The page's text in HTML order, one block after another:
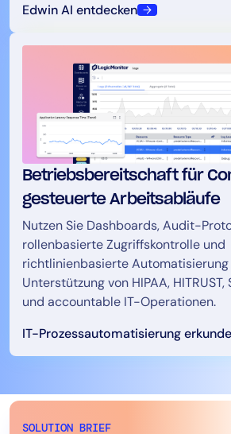
Edwin AI entdecken
Betriebsbereitschaft für
gesteuerte Arbeitsabläufe
Nutzen Sie Dashboards, Audit-
rollenbasierte Zugriffskontrolle und
richtlinienbasierte Automatisierung
Unterstützung von HIPAA,
und accountable IT-Operationen.
IT-Prozessautomatisierung
WHITEPAPER
SOLUTION BRIEF